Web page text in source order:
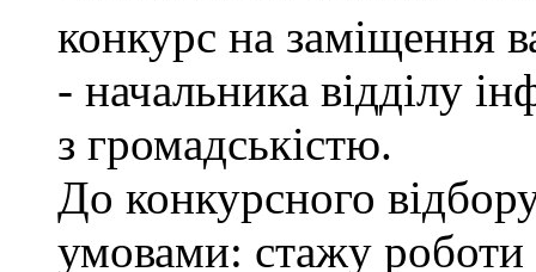
конкурс на заміщення
- начальника відділу
з громадськістю.
До конкурсного
умовами: стажу